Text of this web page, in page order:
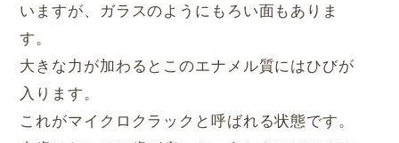
いますが、ガラスのようにもろい面もありま
す。
大きな力が加わるとこのエナメル質にはひびが
入ります。
これがマイクロクラックと呼ばれる状態です。